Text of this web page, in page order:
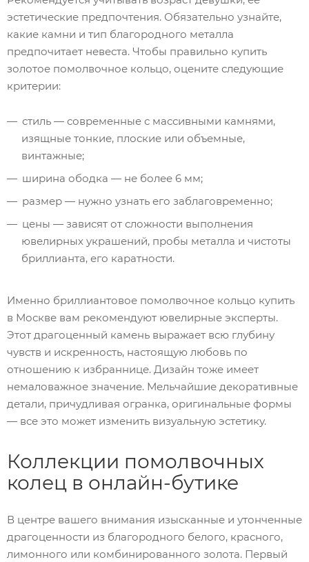
эстетические предпочтения. Обязательно узнайте,
какие камни и тип благородного металла
предпочитает невеста. Чтобы правильно купить
золотое помолвочное кольцо, оцените следующие
критерии:
стиль — современные с массивными камнями,
изящные тонкие, плоские или объемные,
винтажные;
ширина ободка — не более 6 мм;
размер — нужно узнать его заблаговременно;
цены — зависят от сложности выполнения
ювелирных украшений, пробы металла и чистоты
бриллианта, его каратности.
Именно бриллиантовое помолвочное кольцо купить
в Москве вам рекомендуют ювелирные эксперты.
Этот драгоценный камень выражает всю глубину
чувств и искренность, настоящую любовь по
отношению к избраннице. Дизайн тоже имеет
немаловажное значение. Мельчайшие декоративные
детали, причудливая огранка, оригинальные формы
— все это может изменить визуальную эстетику.
Коллекции помолвочных
колец в онлайн-бутике
В центре вашего внимания изысканные и утонченные
драгоценности из благородного белого, красного,
лимонного или комбинированного золота. Первый